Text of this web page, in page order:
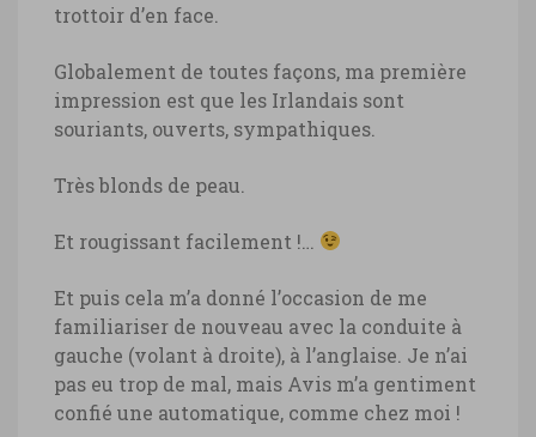
trottoir d’en face.
Globalement de toutes façons, ma première
impression est que les Irlandais sont
souriants, ouverts, sympathiques.
Très blonds de peau.
Et rougissant facilement !…
Et puis cela m’a donné l’occasion de me
familiariser de nouveau avec la conduite à
gauche (volant à droite), à l’anglaise. Je n’ai
pas eu trop de mal, mais Avis m’a gentiment
confié une automatique, comme chez moi !